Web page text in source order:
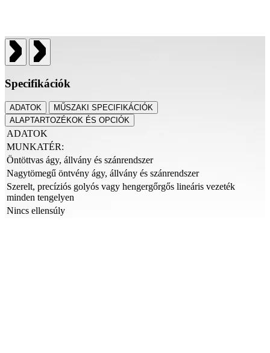
Specifikációk
ADATOK
MŰSZAKI SPECIFIKÁCIÓK
ALAPTARTOZÉKOK ÉS OPCIÓK
ADATOK
MUNKATÉR:
Öntöttvas ágy, állvány és szánrendszer
Nagytömegű öntvény ágy, állvány és szánrendszer
Szerelt, precíziós golyós vagy hengergőrgős lineáris vezeték
minden tengelyen
Nincs ellensúly